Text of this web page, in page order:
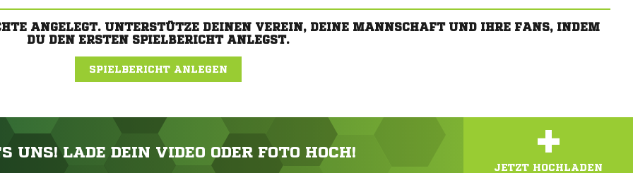
ANGELEGT. UNTERSTÜTZE DEINEN VEREIN, DEINE MANNSCHAFT UND IHRE FANS, INDEM
DU DEN ERSTEN SPIELBERICHT ANLEGST.
SPIELBERICHT ANLEGEN
UNS! LADE DEIN VIDEO ODER FOTO HOCH! +
JETZT HOCHLADEN